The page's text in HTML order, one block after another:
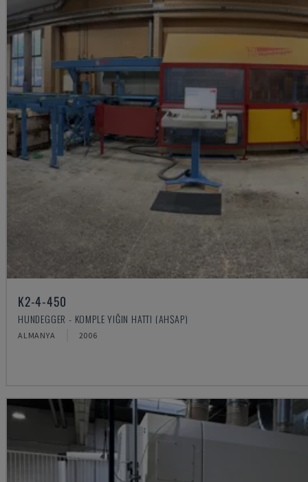
K2-4-450
HUNDEGGER - KOMPLE YIĞIN HATTI (AHŞAP)
ALMANYA 2006